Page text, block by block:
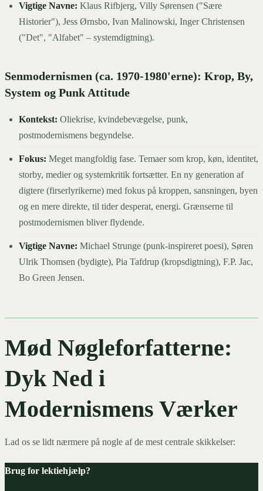
Vigtige Navne: Klaus Rifbjerg, Villy Sørensen ("Sære
Historier"), Jess Ørnsbo, Ivan Malinowski, Inger Christensen
("Det", "Alfabet" – systemdigtning).
Senmodernismen (ca. 1970-1980'erne): Krop, By,
System og Punk Attitude
Kontekst: Oliekrise, kvindebevægelse, punk,
postmodernismens begyndelse.
Fokus: Meget mangfoldig fase. Temaer som krop, køn, identitet,
storby, medier og systemkritik fortsætter. En ny generation af
digtere (firserlyrikerne) med fokus på kroppen, sansningen, byen
og en mere direkte, til tider desperat, energi. Grænserne til
postmodernismen bliver flydende.
Vigtige Navne: Michael Strunge (punk-inspireret poesi), Søren
Ulrik Thomsen (bydigte), Pia Tafdrup (kropsdigtning), F.P. Jac,
Bo Green Jensen.
Mød Nøgleforfatterne:
Dyk Ned i
Modernismens Værker
Lad os se lidt nærmere på nogle af de mest centrale skikkelser:
Brug for lektiehjælp?